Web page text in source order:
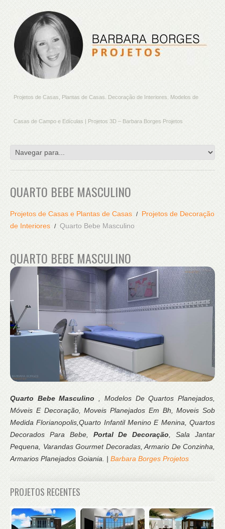
Projetos de Casas, Plantas de Casas. Decoração de Interiores. Modelos de
Casas de Campo e Edículas | Projetos 3D – Barbara Borges Projetos
QUARTO BEBE MASCULINO
Projetos de Casas e Plantas de Casas
Projetos de Decoração
de Interiores
Quarto Bebe Masculino
QUARTO BEBE MASCULINO
Quarto Bebe Masculino, Modelos De Quartos Planejados,
Móveis E Decoração, Moveis Planejados Em Bh, Moveis Sob
Medida Florianopolis,Quarto Infantil Menino E Menina, Quartos
Decorados Para Bebe,Portal De Decoração, Sala Jantar
Pequena, Varandas Gourmet Decoradas, Armario De Conzinha,
Armarios Planejados Goiania. | Barbara Borges Projetos
PROJETOS RECENTES